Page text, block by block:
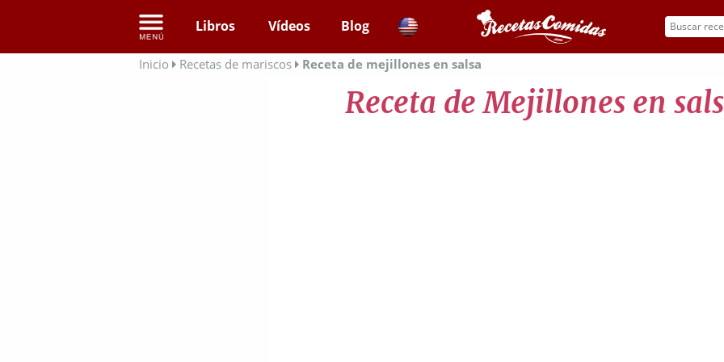
Libros Vídeos Blog
Inicio Recetas de mariscos Receta de mejillones en salsa
Receta de Mejillones en